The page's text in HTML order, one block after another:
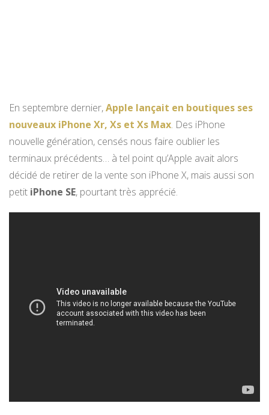
En septembre dernier,Apple lançait en boutiques ses
nouveaux iPhone Xr, Xs et Xs Max. Des iPhone
nouvelle génération, censés nous faire oublier les
terminaux précédents… à tel point qu’Apple avait alors
décidé de retirer de la vente son iPhone X, mais aussi son
petit iPhone SE, pourtant très apprécié.